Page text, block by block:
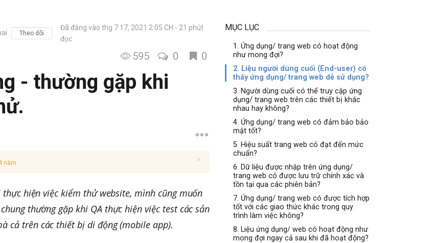
Theo dõi
Đã đăng vào thg 7 17, 2021 2:05 CH
21 phút
đọc
595 0 0
- thường gặp khi
năm
hiện việc kiểm thử website, mình cũng muốn
thường gặp khi QA thực hiện việc test các sản
cả trên các thiết bị di động (mobile app).
MỤC LỤC
1. Ứng dụng/ trang web có hoạt động
như mong đợi?
2. Liệu người dùng cuối (End-user) có
thấy ứng dụng/ trang web dễ sử dụng?
3. Người dùng cuối có thể truy cập ứng
dụng/ trang web trên các thiết bị khác
nhau hay không?
4. Ứng dụng/ trang web có đảm bảo bảo
mật tốt?
5. Hiệu suất trang web có đạt đến mức
chuẩn?
6. Dữ liệu được nhập trên ứng dụng/
trang web có được lưu trữ chính xác và
tồn tại qua các phiên bản?
7. Ứng dụng/ trang web có được tích hợp
tốt với các giao thức khác trong quy
trình làm việc không?
8. Liệu ứng dụng/ web có hoạt động như
mong đợi ngay cả sau khi đã hoạt động?